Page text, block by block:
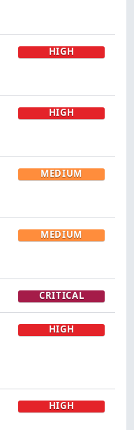
HIGH
HIGH
MEDIUM
MEDIUM
CRITICAL
HIGH
HIGH